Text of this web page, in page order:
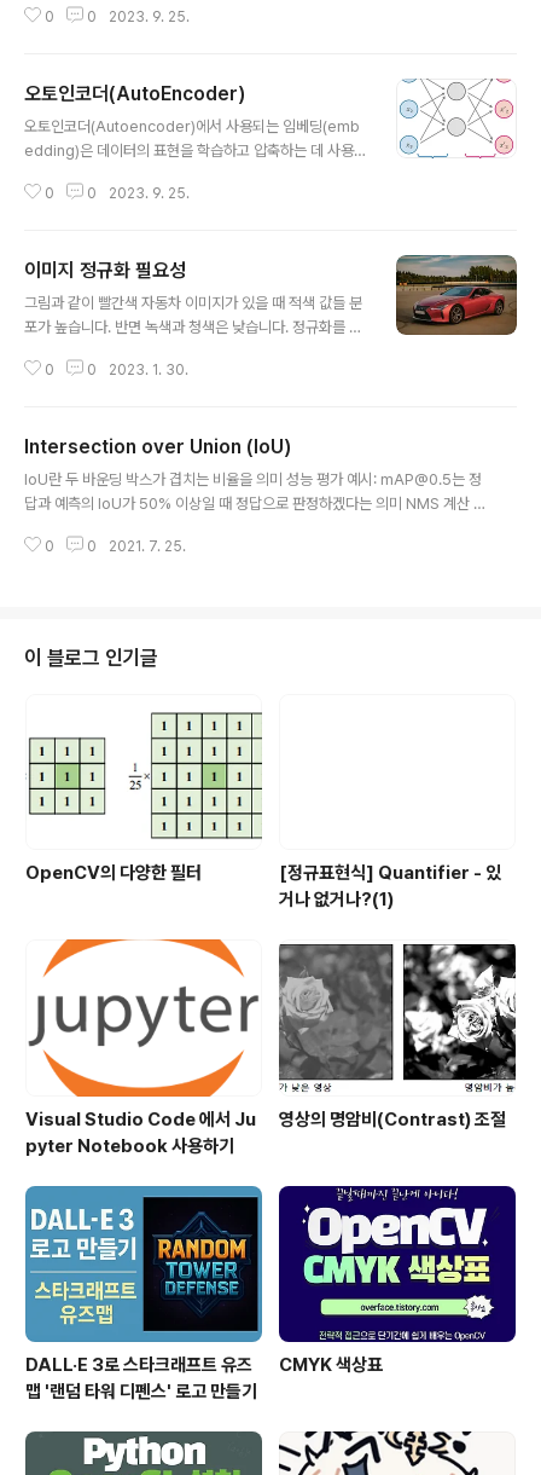
환하는 것입니다. 이것은 마법의 나침반으로 생각할 수 있
처리(NLP)의 맥락에서, 우리가 다루는 고차원 데이터는 단
어와 문장, 그리고 이들이 가지는 의미와 구문입니다. 다시
말해, 임베딩은 기계가 이해할 수 있는 숫자로 단어를 변환
ture Extraction)은 데이터의 차원을 줄이고, 데이터를 저
0 0 2023. 9. 25.
오토인코더(AutoEncoder)
오토인코더(Autoencoder)에서 사용되는 임베딩(emb
edding)은 데이터의 표현을 학습하고 압축하는 데 사용되
이미지 같은 고차원 입력 데이터를 저차원 임베딩 벡터로
차원 축소(Dimensionality Reduction): 오토인코더는
입력 데이터의 차원을 줄이는 데 사용됩니다. 인코더(enc
oder) 부분은 입력 데이터를 저차원 임베딩 공간으로 매
서 데이터를 표현함으로써 불필요한 정보나 잡음을 제거하
0 0 2023. 9. 25.
이미지 정규화 필요성
그림과 같이 빨간색 자동차 이미지가 있을 때 적색 값들 분
포가 높습니다. 반면 녹색과 청색은 낮습니다. 정규화를 거
렇게 색이 정규 분포를 따르도록 값을 바꾸면 색도 변합니
다. import matplotlib.pyplot as plt import torchvi
sion.transforms as T from torchvision.datasets.
cifar import CIFAR10 from torchvision.transfomr
import RandomHorizont..
0 0 2023. 1. 30.
Intersection over Union (IoU)
IoU란 두 바운딩 박스가 겹치는 비율을 의미 성능 평가 예시: mAP@0.5는 정
답과 예측의 IoU가 50% 이상일 때 정답으로 판정하겠다는 의미 NMS 계산 예
를 제거
0 0 2021. 7. 25.
이 블로그 인기글
OpenCV의 다양한 필터
[정규표현식] Quantifier - 있
거나 없거나?(1)
Visual Studio Code 에서 Ju
pyter Notebook 사용하기
영상의 명암비(Contrast) 조절
DALL·E 3로 스타크래프트 유즈
맵 '랜덤 타워 디펜스' 로고 만들기
CMYK 색상표